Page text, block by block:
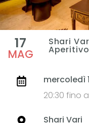
17
MAG
Shari
mercoledì
20:30 fino
Shari Vari